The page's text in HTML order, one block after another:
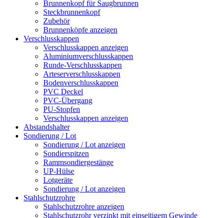
Brunnenkopf für Saugbrunnen
Steckbrunnenkopf
Zubehör
Brunnenköpfe anzeigen
Verschlusskappen
Verschlusskappen anzeigen
Aluminiumverschlusskappen
Runde-Verschlusskappen
Arteserverschlusskappen
Bodenverschlusskappen
PVC Deckel
PVC-Übergang
PU-Stopfen
Verschlusskappen anzeigen
Abstandshalter
Sondierung / Lot
Sondierung / Lot anzeigen
Sondierspitzen
Rammsondiergestänge
UP-Hülse
Lotgeräte
Sondierung / Lot anzeigen
Stahlschutzrohre
Stahlschutzrohre anzeigen
Stahlschutzrohr verzinkt mit einseitigem Gewinde